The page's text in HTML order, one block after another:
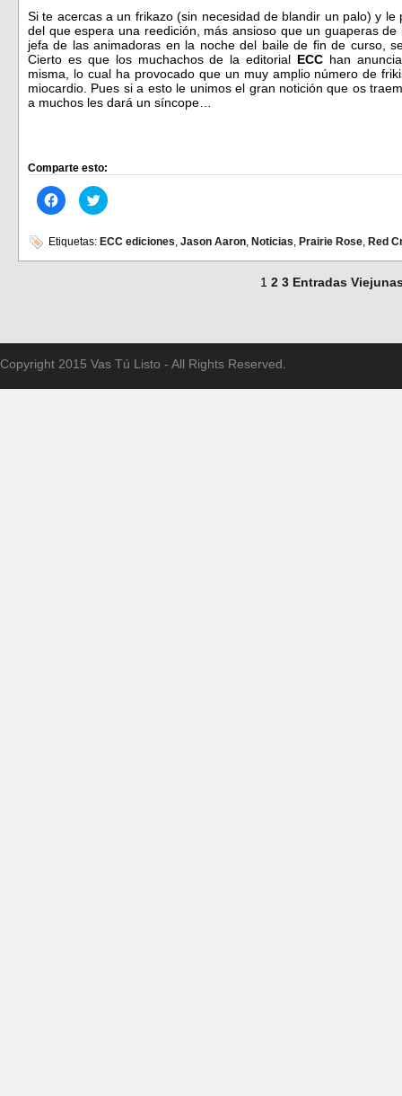
Si te acercas a un frikazo (sin necesidad de blandir un palo) y
del que espera una reedición, más ansioso que un guaperas
jefa de las animadoras en la noche del baile de fin de curso,
Cierto es que los muchachos de la editorial ECC han
misma, lo cual ha provocado que un muy amplio número de
miocardio. Pues si a esto le unimos el gran notición que os
a muchos les dará un síncope…
Comparte esto:
Haz
clic
en
Facebook
(Se
Haz
clic
en
(Se
Etiquetas: ECC ediciones, Jason Aaron, Noticias, Prairie Rose, Red
1 2 3 Entradas
Copyright 2015 Vas Tú Listo - All Rights Reserved.